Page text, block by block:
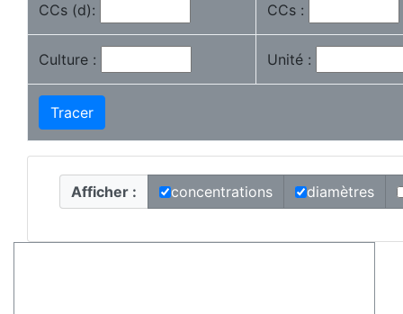
CCs (d): CCs :
Culture : Unité :
Tracer
Afficher : concentrations diamètres